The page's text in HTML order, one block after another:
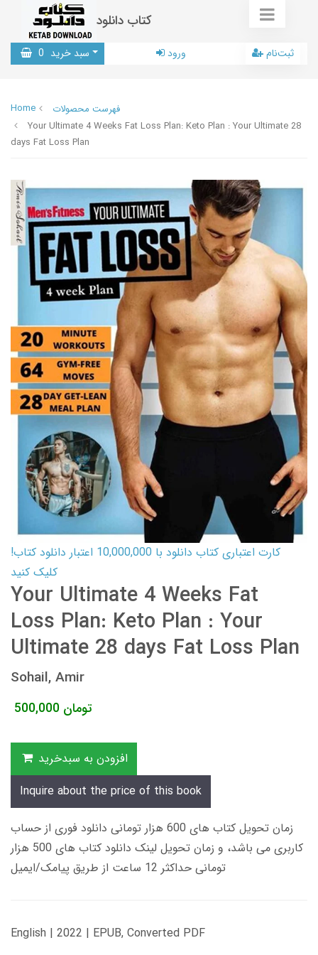
کتاب دانلود
سبد خرید 0 ورود ثبت‌نام
Home
فهرست محصولات
Your Ultimate 4 Weeks Fat Loss Plan: Keto Plan : Your Ultimate 28
days Fat Loss Plan
کارت اعتباری کتاب دانلود با 10,000,000 اعتبار دانلود کتاب!
کلیک کنید
Your Ultimate 4 Weeks Fat
Loss Plan: Keto Plan : Your
Ultimate 28 days Fat Loss Plan
Sohail, Amir
500,000 تومان
افزودن به سبدخرید
Inquire about the price of this book
زمان تحویل کتاب های 600 هزار تومانی دانلود فوری از حساب
کاربری می باشد، و زمان تحویل لینک دانلود کتاب های 500 هزار
تومانی حداکثر 12 ساعت از طریق پیامک/ایمیل
English | 2022 | EPUB, Converted PDF